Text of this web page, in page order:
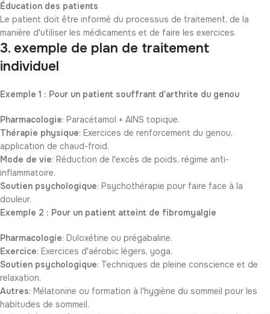
Éducation des patients
Le patient doit être informé du processus de traitement, de la
manière d'utiliser les médicaments et de faire les exercices.
3. exemple de plan de traitement
individuel
Exemple 1 : Pour un patient souffrant d'arthrite du genou
Pharmacologie: Paracétamol + AINS topique.
Thérapie physique: Exercices de renforcement du genou,
application de chaud-froid.
Mode de vie: Réduction de l'excès de poids, régime anti-
inflammatoire.
Soutien psychologique: Psychothérapie pour faire face à la
douleur.
Exemple 2 : Pour un patient atteint de fibromyalgie
Pharmacologie: Duloxétine ou prégabaline.
Exercice: Exercices d'aérobic légers, yoga.
Soutien psychologique: Techniques de pleine conscience et de
relaxation.
Autres: Mélatonine ou formation à l'hygiène du sommeil pour les
habitudes de sommeil.